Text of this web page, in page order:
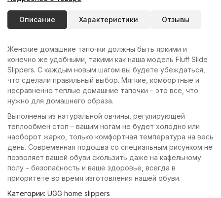
Описание Характеристики Отзывы
Женские домашние тапочки должны быть яркими и
конечно же удобными, такими как наша модель Fluff Slide
Slippers. С каждым новым шагом вы будете убеждаться,
что сделали правильный выбор. Мягкие, комфортные и
несравненно теплые домашние тапочки – это все, что
нужно для домашнего образа.
Выполнены из натуральной овчины, регулирующей
теплообмен стоп – вашим ногам не будет холодно или
наоборот жарко, только комфортная температура на весь
день. Современная подошва со специальным рисунком не
позволяет вашей обуви скользить даже на кафельному
полу – безопасность и ваше здоровье, всегда в
приоритете во время изготовления нашей обуви.
Категории: UGG home slippers